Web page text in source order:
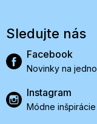
Sledujte nás
Facebook
Novinky na
Instagram
Módne